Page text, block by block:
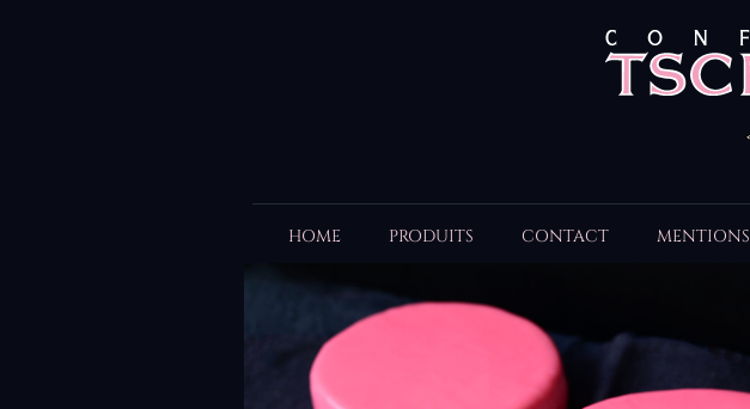
HOME PRODUITS CONTACT MENTIONS